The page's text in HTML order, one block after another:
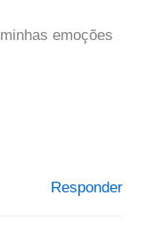
emoções
Responder